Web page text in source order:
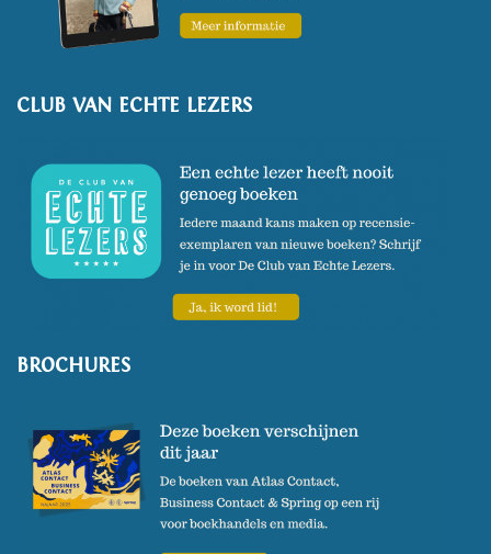
CLUB VAN ECHTE LEZERS
BROCHURES